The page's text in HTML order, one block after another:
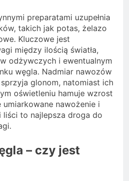
preparatami uzupełnia
takich jak potas, żelazo
Kluczowe jest
między ilością światła,
odżywczych i ewentualnym
węgla. Nadmiar nawozów
glonom, natomiast ich
oświetleniu hamuje wzrost
umiarkowane nawożenie i
to najlepsza droga do
– czy jest